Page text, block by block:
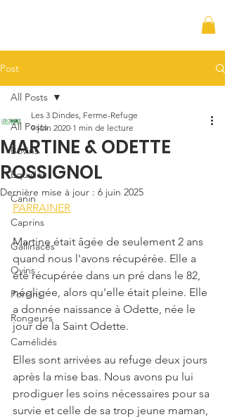
Post
All Posts
Bovins
Équidés
Canin
Caprins
Gallinacés
Ovins
Porcins
Rongeurs
Camélidés
All Posts
MARTINE & ODETTE
ROSSIGNOL
Les 3 Dindes, Ferme-Refuge
9 juin 2020 1 min de lecture
Dernière mise à jour : 6 juin 2025
PARRAINER
Martine était âgée de seulement 2 ans
quand nous l'avons récupérée. Elle a
été récupérée dans un pré dans le 82,
négligée, alors qu'elle était pleine. Elle
a donnée naissance à Odette, née le
jour de la Saint Odette.
Elles sont arrivées au refuge deux jours
après la mise bas. Nous avons pu lui
prodiguer les soins nécessaires pour sa
survie et celle de sa trop jeune maman,